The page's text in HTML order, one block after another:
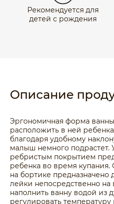
Рекомендуется для
детей с рождения
Описание
Эргономичная форма
расположить в ней
благодаря удобному
малыш немного подрастет.
ребристым покрытием
ребенка во время купания.
на бортике
лейки непосредственно на
наполнить ванну водой из
регулировать